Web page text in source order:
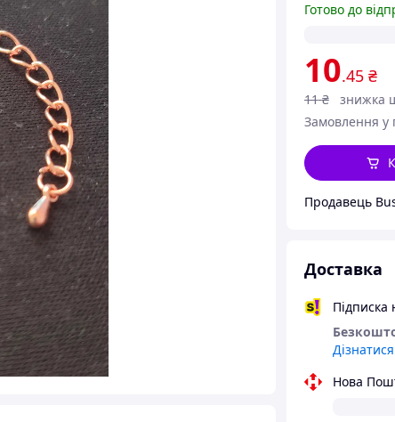
Готово до
10.45 ₴
11 ₴
знижка
Замовлення у
Продавець
Доставка
Підписка
Нова